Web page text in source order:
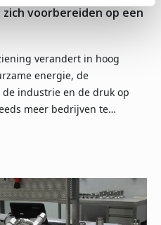
voorbereiden op een
verandert in hoog
energie, de
industrie en de druk op
meer bedrijven te…